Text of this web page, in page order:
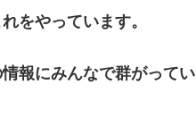
をやっています。
報にみんなで群がってい